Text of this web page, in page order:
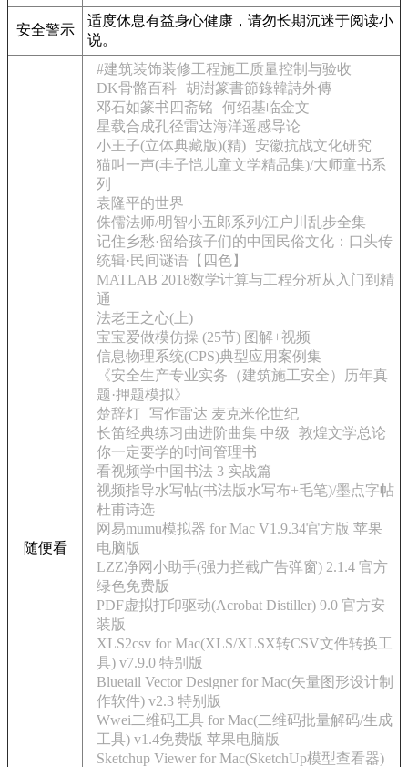
安全警示
适度休息有益身心健康，请勿长期沉迷于阅读小
说。
随便看
#建筑装饰装修工程施工质量控制与验收
DK骨骼百科 胡澍篆書節錄韓詩外傳
邓石如篆书四斋铭
何绍基临金文
星载合成孔径雷达海洋遥感导论
小王子(立体典藏版)(精) 安徽抗战文化研究
猫叫一声(丰子恺儿童文学精品集)/大师童书系
列
袁隆平的世界
侏儒法师/明智小五郎系列/江户川乱步全集
记住乡愁·留给孩子们的中国民俗文化：口头传
统辑·民间谜语【四色】
MATLAB 2018数学计算与工程分析从入门到精
通
法老王之心(上)
宝宝爱做模仿操 (25节) 图解+视频
信息物理系统(CPS)典型应用案例集
《安全生产专业实务（建筑施工安全）历年真
题·押题模拟》
楚辞灯 写作雷达 麦克米伦世纪
长笛经典练习曲进阶曲集 中级
敦煌文学总论
你一定要学的时间管理书
看视频学中国书法 3 实战篇
视频指导水写帖(书法版水写布+毛笔)/墨点字帖
杜甫诗选
网易mumu模拟器 for Mac V1.9.34官方版 苹果
电脑版
LZZ净网小助手(强力拦截广告弹窗) 2.1.4 官方
绿色免费版
PDF虚拟打印驱动(Acrobat Distiller) 9.0 官方安
装版
XLS2csv for Mac(XLS/XLSX转CSV文件转换工
具) v7.9.0 特别版
Bluetail Vector Designer for Mac(矢量图形设计制
作软件) v2.3 特别版
Wwei二维码工具 for Mac(二维码批量解码/生成
工具) v1.4免费版 苹果电脑版
Sketchup Viewer for Mac(SketchUp模型查看器)